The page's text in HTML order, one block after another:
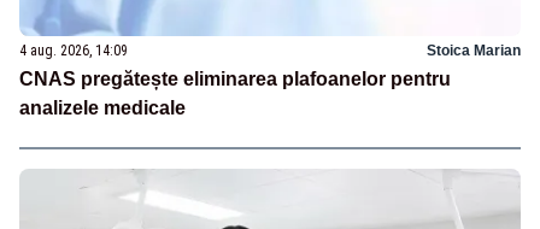
4 aug. 2026, 14:09 Stoica Marian
CNAS pregătește eliminarea plafoanelor pentru
analizele medicale